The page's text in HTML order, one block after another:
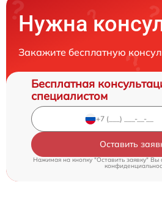
Нужна
Закажите бесплатную
Бесплатная
специалистом
Оставить
Нажимая на кнопку "Оставить заявку" Вы